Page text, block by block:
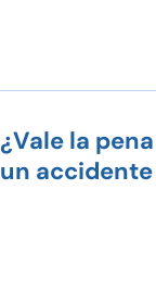
¿Vale la
un